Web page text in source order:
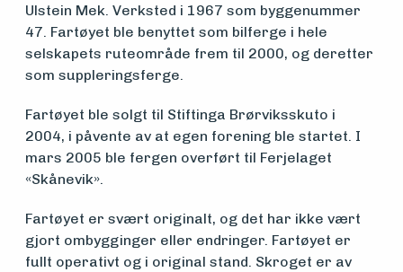
Søk
om
midler
Vern,
og drift
Ulstein Mek. Verksted i 1967 som byggenummer
47. Fartøyet ble benyttet som bilferge i hele
selskapets ruteområde frem til 2000, og deretter
som suppleringsferge.
Fartøyet ble solgt til Stiftinga Brørviksskuto i
2004, i påvente av at egen forening ble startet. I
mars 2005 ble fergen overført til Ferjelaget
«Skånevik».
Fartøyet er svært originalt, og det har ikke vært
gjort ombygginger eller endringer. Fartøyet er
fullt operativt og i original stand. Skroget er av